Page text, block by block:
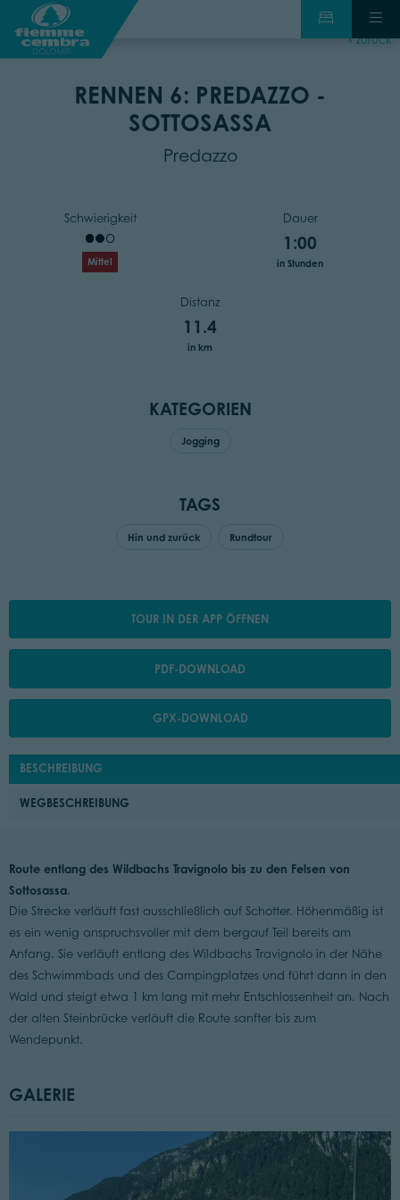
zurück
RENNEN 6: PREDAZZO -
SOTTOSASSA
Predazzo
Schwierigkeit
Mittel
Dauer
1:00
in Stunden
Distanz
11.4
in km
KATEGORIEN
Jogging
TAGS
Hin und zurück Rundtour
TOUR IN DER APP ÖFFNEN
PDF-DOWNLOAD
GPX-DOWNLOAD
BESCHREIBUNG
WEGBESCHREIBUNG
Route entlang des Wildbachs Travignolo bis zu den Felsen von
Sottosassa.
Die Strecke verläuft fast ausschließlich auf Schotter. Höhenmäßig ist
es ein wenig anspruchsvoller mit dem bergauf Teil bereits am
Anfang. Sie verläuft entlang des Wildbachs Travignolo in der Nähe
des Schwimmbads und des Campingplatzes und führt dann in den
Wald und steigt etwa 1 km lang mit mehr Entschlossenheit an. Nach
der alten Steinbrücke verläuft die Route sanfter bis zum
Wendepunkt.
GALERIE